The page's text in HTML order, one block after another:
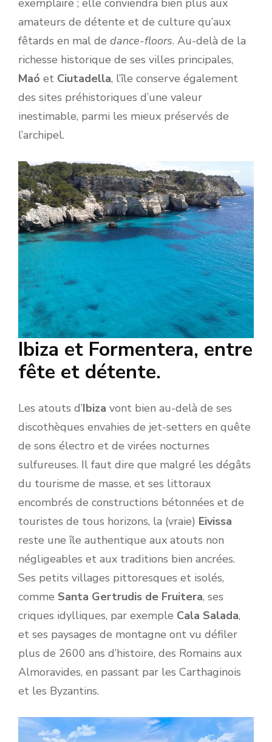
amateurs de détente et de culture qu’aux
fêtards en mal de dance-floors. Au-delà de la
richesse historique de ses villes principales,
Maó et Ciutadella, l’île conserve également
des sites préhistoriques d’une valeur
inestimable, parmi les mieux préservés de
l’archipel.
Ibiza et Formentera, entre
fête et détente.
Les atouts d’Ibiza vont bien au-delà de ses
discothèques envahies de jet-setters en quête
de sons électro et de virées nocturnes
sulfureuses. Il faut dire que malgré les dégâts
du tourisme de masse, et ses littoraux
encombrés de constructions bétonnées et de
touristes de tous horizons, la (vraie) Eivissa
reste une île authentique aux atouts non
négligeables et aux traditions bien ancrées.
Ses petits villages pittoresques et isolés,
comme Santa Gertrudis de Fruitera, ses
criques idylliques, par exemple Cala Salada,
et ses paysages de montagne ont vu défiler
plus de 2600 ans d’histoire, des Romains aux
Almoravides, en passant par les Carthaginois
et les Byzantins.